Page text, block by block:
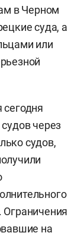
в Черном
суда, а
или
через
судов,
Ограничения
на